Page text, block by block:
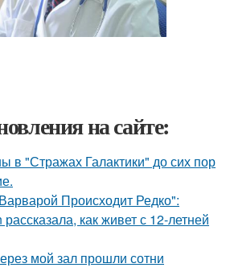
на сайте:
в "Стражах Галактики" до сих пор
Происходит Редко":
как живет с 12-летней
мой зал прошли сотни